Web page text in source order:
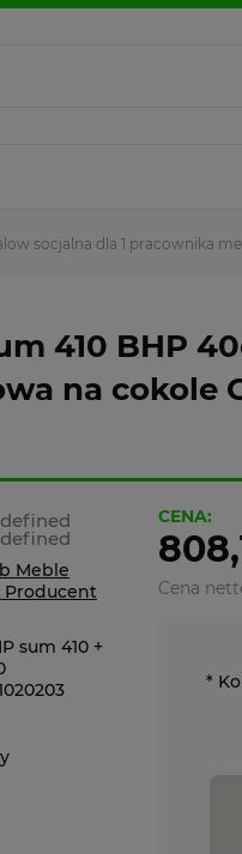
socjalna dla 1 pracownika
410 BHP
na cokole
Meble
Producent
sum 410 +
CENA:
Cena
*